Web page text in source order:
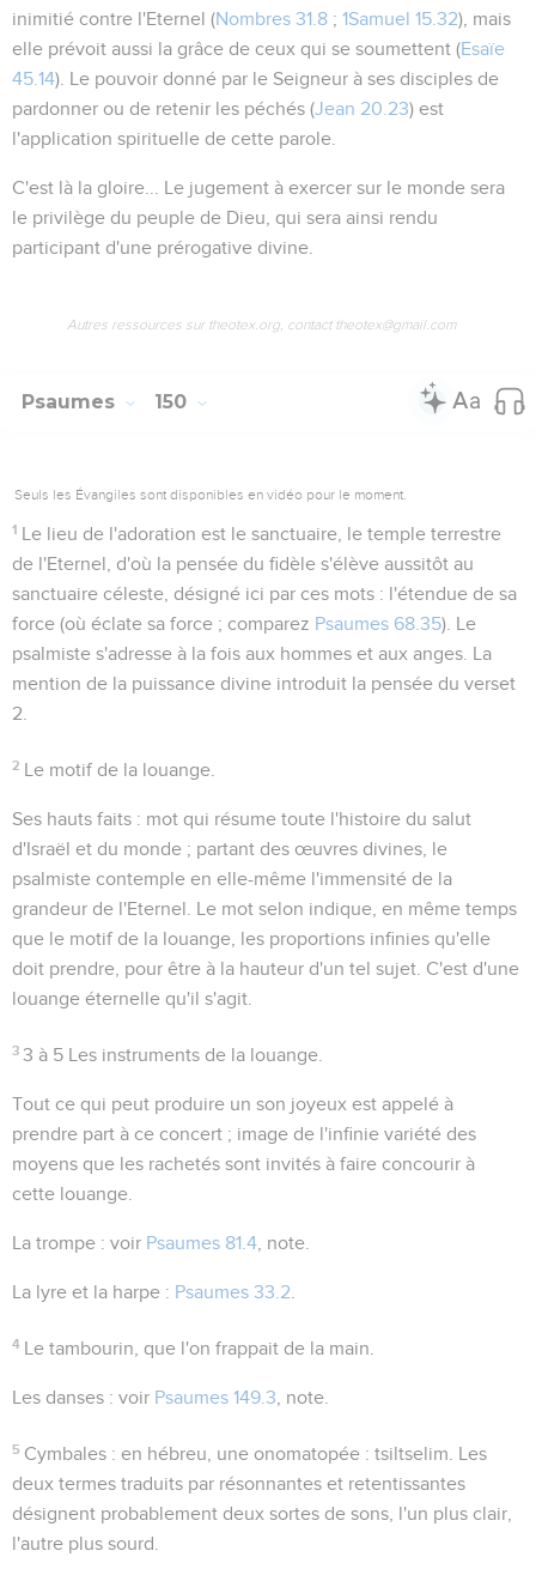
inimitié contre l'Eternel (Nombres 31.8 ; 1Samuel 15.32), mais
elle prévoit aussi la grâce de ceux qui se soumettent (Esaïe
45.14). Le pouvoir donné par le Seigneur à ses disciples de
pardonner ou de retenir les péchés (Jean 20.23) est
l'application spirituelle de cette parole.
C'est là la gloire...
Le jugement à exercer sur le monde sera
le privilège du peuple de Dieu, qui sera ainsi rendu
participant d'une prérogative divine.
Autres ressources sur theotex.org, contact theotex@gmail.com
Psaumes 150
Seuls les Évangiles sont disponibles en vidéo pour le moment.
1 Le lieu de l'adoration est lesanctuaire , le temple terrestre
de l'Eternel, d'où la pensée du fidèle s'élève aussitôt au
sanctuaire céleste, désigné ici par ces mots : l'étendue de sa
force (où éclate sa force ; comparez Psaumes 68.35). Le
psalmiste s'adresse à la fois aux hommes et aux anges. La
mention de la puissance divine introduit la pensée du verset
2.
2 Le motif de la louange.
Ses hauts faits : mot qui résume toute l'histoire du salut
d'Israël et du monde ; partant des œuvres divines, le
psalmiste contemple en elle-même l'immensité de la
grandeur de l'Eternel. Le mot selon indique, en même temps
que le motif de la louange, les proportions infinies qu'elle
doit prendre, pour être à la hauteur d'un tel sujet. C'est d'une
louange éternelle qu'il s'agit.
3 3 à 5 Les instruments de la louange.
Tout ce qui peut produire un son joyeux est appelé à
prendre part à ce concert ; image de l'infinie variété des
moyens que les rachetés sont invités à faire concourir à
cette louange.
La trompe : voir Psaumes 81.4 , note.
La lyre et la harpe : Psaumes 33.2
4 Le tambourin , que l'on frappait de la main.
Les danses : voir Psaumes 149.3 , note.
5 Cymbales : en hébreu, une onomatopée :tsiltselim . Les
deux termes traduits par résonnantes et retentissantes
désignent probablement deux sortes de sons, l'un plus clair,
l'autre plus sourd.